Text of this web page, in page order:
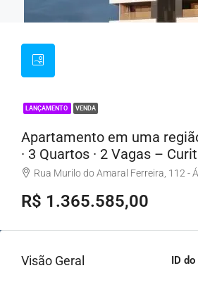
LANÇAMENTO VENDA
Apartamento em uma
· 3 Quartos · 2 Vagas –
Rua Murilo do Amaral Ferreira, 112 - Água
R$ 1.365.585,00
Visão Geral ID